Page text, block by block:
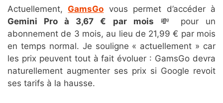
Actuellement,GamsGo vous permet d’accéder à
Gemini Pro à 3,67 € par mois 💸 pour un
abonnement de 3 mois, au lieu de 21,99 € par mois
en temps normal. Je souligne « actuellement » car
les prix peuvent tout à fait évoluer : GamsGo devra
naturellement augmenter ses prix si Google revoit
ses tarifs à la hausse.